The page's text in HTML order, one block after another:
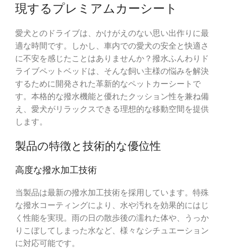
現するプレミアムカーシート
愛犬とのドライブは、かけがえのない思い出作りに最
適な時間です。しかし、車内での愛犬の安全と快適さ
に不安を感じたことはありませんか？撥水ふんわりド
ライブペットベッドは、そんな飼い主様の悩みを解決
するために開発された革新的なペットカーシートで
す。本格的な撥水機能と優れたクッション性を兼ね備
え、愛犬がリラックスできる理想的な移動空間を提供
します。
製品の特徴と技術的な優位性
高度な撥水加工技術
当製品は最新の撥水加工技術を採用しています。特殊
な撥水コーティングにより、水や汚れを効果的にはじ
く性能を実現。雨の日の散歩後の濡れた体や、うっか
りこぼしてしまった水など、様々なシチュエーション
に対応可能です。